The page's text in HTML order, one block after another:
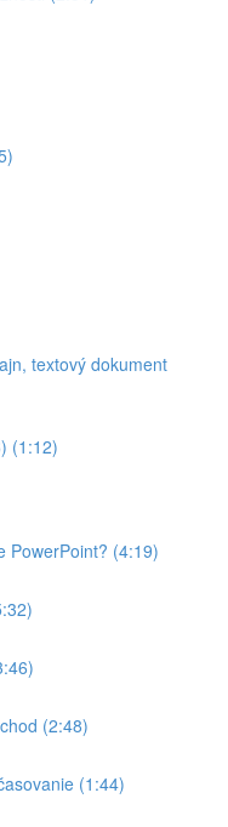
textový dokument
(1:12)
PowerPoint? (4:19)
(2:48)
(1:44)